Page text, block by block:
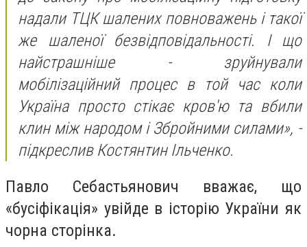
надали ТЦК шалених повноважень і такої
же шаленої безвідповідальності. І що
найстрашніше - зруйнували
мобілізаційний процес в той час коли
Україна просто стікає кров'ю та вбили
клин між народом і Збройними силами», -
підкреслив Костянтин Ільченко.
Павло Себастьянович вважає, що
«бусіфікація» увійде в історію України як
чорна сторінка.